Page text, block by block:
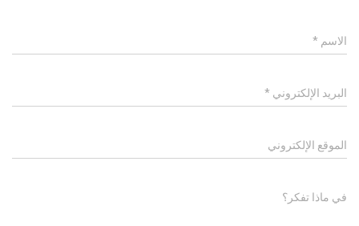
الاسم *
البريد الإلكتروني *
الموقع الإلكتروني
في ماذا تفكر؟